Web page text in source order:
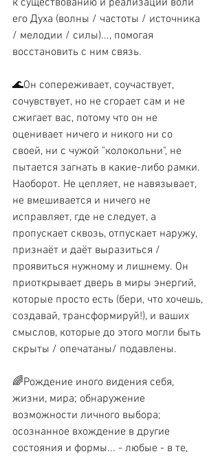
к существованию и реализации воли
его Духа (волны / частоты / источника
/ мелодии / силы)..., помогая
восстановить с ним связь.
🌊Он сопереживает, соучаствует,
сочувствует, но не сгорает сам и не
сжигает вас, потому что он не
оценивает ничего и никого ни со
своей, ни с чужой "колокольни", не
пытается загнать в какие-либо рамки.
Наоборот. Не цепляет, не навязывает,
не вмешивается и ничего не
исправляет, где не следует, а
пропускает сквозь, отпускает наружу,
признаёт и даёт выразиться /
проявиться нужному и лишнему. Он
приоткрывает дверь в миры энергий,
которые просто есть (бери, что хочешь,
создавай, трансформируй!), и ваших
смыслов, которые до этого могли быть
скрыты / опечатаны/ подавлены.
🌈Рождение иного видения себя,
жизни, мира; обнаружение
возможности личного выбора;
осознанное вхождение в другие
состояния и формы... - любые - в те,